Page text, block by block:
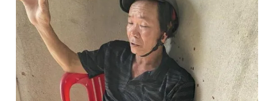
Đọc Thanh Niên trên điện thoại
Theo dõi báo trên